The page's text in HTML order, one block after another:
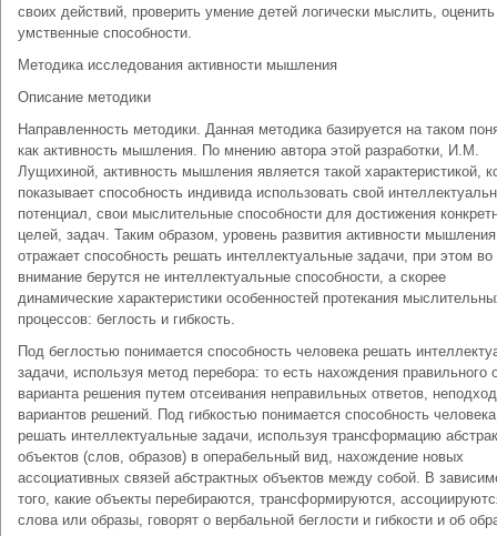
своих действий, проверить умение детей логически мыслить,
умственные способности.
Методика исследования активности мышления
Описание методики
Направленность методики. Данная методика базируется на таком
как активность мышления. По мнению автора этой разработки, И.М.
Лущихиной, активность мышления является такой характеристикой,
показывает способность индивида использовать свой
потенциал, свои мыслительные способности для достижения
целей, задач. Таким образом, уровень развития активности мышления
отражает способность решать интеллектуальные задачи, при этом во
внимание берутся не интеллектуальные способности, а скорее
динамические характеристики особенностей протекания
процессов: беглость и гибкость.
Под беглостью понимается способность человека решать
задачи, используя метод перебора: то есть нахождения правильного
варианта решения путем отсеивания неправильных ответов,
вариантов решений. Под гибкостью понимается способность человека
решать интеллектуальные задачи, используя трансформацию
объектов (слов, образов) в операбельный вид, нахождение новых
ассоциативных связей абстрактных объектов между собой. В
того, какие объекты перебираются, трансформируются,
слова или образы, говорят о вербальной беглости и гибкости и об